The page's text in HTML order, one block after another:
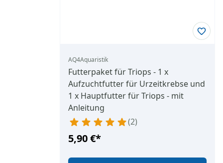
AQ4Aquaristik
Futterpaket für Triops - 1 x
Aufzuchtfutter für Urzeitkrebse und
1 x Hauptfutter für Triops - mit
Anleitung
2
5,90 €*